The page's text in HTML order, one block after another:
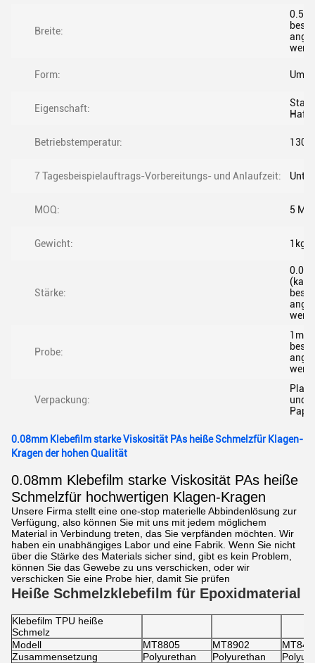
Breite:
0.5m
Form:
Eigenschaft:
Betriebstemperatur:
7 Tagesbeispielauftrags-Vorbereitungs- und Anlaufzeit:
MOQ: 5
Gewicht: 1kg
Stärke:
(kann
Probe:
Verpackung:
und
0.08mm Klebefilm starke Viskosität PAs heiße Schmelzfür Klagen-
Kragen der hohen Qualität
0.08mm Klebefilm starke Viskosität PAs heiße
Schmelzfür hochwertigen Klagen-Kragen
Unsere Firma stellt eine one-stop materielle Abbindenlösung zur
Verfügung, also können Sie mit uns mit jedem möglichem
Material in Verbindung treten, das Sie verpfänden möchten. Wir
haben ein unabhängiges Labor und eine Fabrik. Wenn Sie nicht
über die Stärke des Materials sicher sind, gibt es kein Problem,
können Sie das Gewebe zu uns verschicken, oder wir
verschicken Sie eine Probe hier, damit Sie prüfen
Heiße Schmelzklebefilm für Epoxidmaterial
Klebefilm TPU heiße
Schmelz
Modell
MT8805 MT8902
Zusammensetzung
Polyurethan Polyurethan